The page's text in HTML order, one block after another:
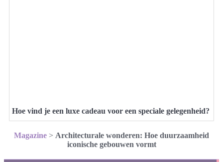
Hoe vind je een luxe cadeau voor een speciale gelegenheid?
Magazine > Architecturale wonderen: Hoe duurzaamheid
iconische gebouwen vormt